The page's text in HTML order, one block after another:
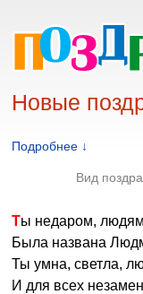
Новые
Подробнее ↓
Вид
Ты недаром,
Была названа
Ты умна, светла,
И для всех